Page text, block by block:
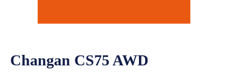
Changan CS75 AWD